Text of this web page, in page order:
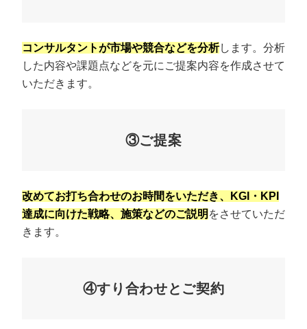
コンサルタントが市場や競合などを分析します。分析
した内容や課題点などを元にご提案内容を作成させて
いただきます。
③ご提案
改めてお打ち合わせのお時間をいただき、KGI・KPI
達成に向けた戦略、施策などのご説明 をさせていただ
きます。
④すり合わせとご契約